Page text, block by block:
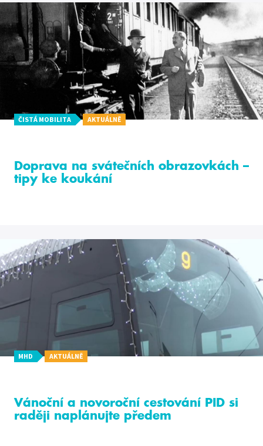
ČISTÁ MOBILITA AKTUÁLNĚ
Doprava na svátečních obrazovkách –
tipy ke koukání
MHD AKTUÁLNĚ
Vánoční a novoroční cestování PID si
raději naplánujte předem